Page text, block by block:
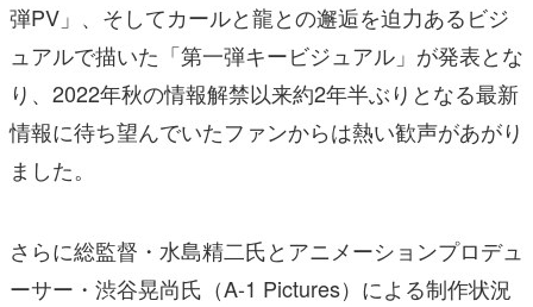
弾PV」、そしてカールと龍との邂逅を迫力あるビジ
ュアルで描いた「第一弾キービジュアル」が発表とな
り、2022年秋の情報解禁以来約2年半ぶりとなる最新
情報に待ち望んでいたファンからは熱い歓声があがり
ました。
さらに総監督・水島精二氏とアニメーションプロデュ
ーサー・渋谷晃尚氏（A-1 Pictures）による制作状況